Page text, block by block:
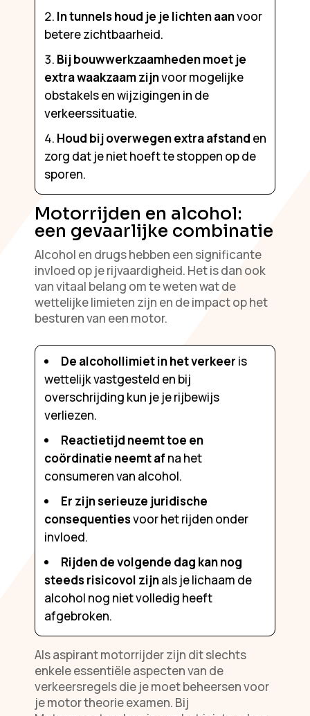
In tunnels houd je je lichten aanvoor
betere zichtbaarheid.
Bij bouwwerkzaamheden moet je
extra waakzaam zijnvoor mogelijke
obstakels en wijzigingen in de
verkeerssituatie.
Houd bij overwegen extra afstand en
zorg dat je niet hoeft te stoppen op de
sporen.
Motorrijden en alcohol:
een gevaarlijke combinatie
Alcohol en drugs hebben een significante
invloed op je rijvaardigheid. Het is dan ook
van vitaal belang om te weten wat de
wettelijke limieten zijn en de impact op het
besturen van een motor.
De alcohollimiet in het verkeer is
wettelijk vastgesteld en bij
overschrijding kun je je rijbewijs
verliezen.
Reactietijd neemt toe en
coördinatie neemt af na het
consumeren van alcohol.
Er zijn serieuze juridische
consequentiesvoor het rijden onder
invloed.
Rijden de volgende dag kan nog
steeds risicovol zijnals je lichaam de
alcohol nog niet volledig heeft
afgebroken.
Als aspirant motorrijder zijn dit slechts
enkele essentiële aspecten van de
verkeersregels die je moet beheersen voor
je motor theorie examen. Bij